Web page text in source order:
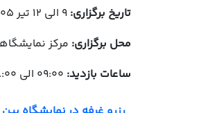
تاریخ برگزاری: 9 الی 12 تیر 1405
محل برگزاری: مرکز
ساعات بازدید: